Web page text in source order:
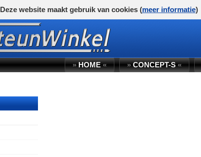
»HOME« »CONCEPT-S«
Deze website maakt gebruik van cookies (meer informatie)